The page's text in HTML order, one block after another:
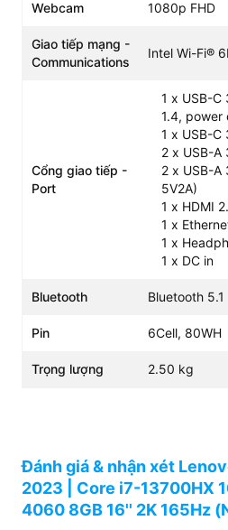
Lenovo bởi thiết kế vỏ kim
Kg. Không quá là nặng so với
mang trong mình cấu hình siêu
“LEGION” quen thuộc, sở hữu
cao cấp, màu bạc sáng bóng
điểm đó nên nó được áp
Webcam 1080p FHD
Giao tiếp mạng -
Communications
Intel Wi-Fi®
Cổng giao tiếp -
Port
1 x USB-C
1.4, power
1 x USB-C
2 x USB-A
2 x USB-A
5V2A)
1 x HDMI
1 x
1 x
1 x DC in
Bluetooth Bluetooth 5.1
Pin 6Cell, 80WH
Trọng lượng 2.50 kg
Đánh giá & nhận xét
2023 | Core i7-13700HX
4060 8GB 16'' 2K 165Hz